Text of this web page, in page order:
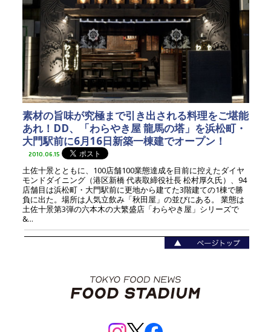
素材の旨味が究極まで引き出される料理をご堪能
あれ！DD、「わらやき屋 龍馬の塔」を浜松町・
大門駅前に6月16日新築一棟建でオープン！
2010.06.15
土佐十景とともに、100店舗100業態達成を目前に控えたダイヤ
モンドダイニング（港区新橋 代表取締役社長 松村厚久氏）、94
店舗目は浜松町・大門駅前に更地から建てた3階建ての1棟で勝
負に出た。場所は人気立飲み「秋田屋」の並びにある。 業態は
土佐十景第3弾の六本木の大繁盛店「わらやき屋」シリーズで
&...